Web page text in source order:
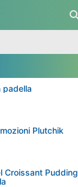
padella
Plutchik
Croissant Pudding